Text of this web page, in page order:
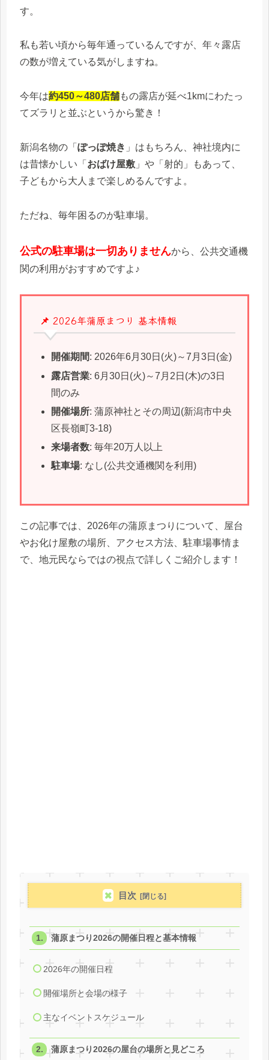
す。
私も若い頃から毎年通っているんですが、年々露店
の数が増えている気がしますね。
今年は約450～480店舗もの露店が延べ1kmにわたっ
てズラリと並ぶというから驚き！
新潟名物の「 ぽっぽ焼き 」はもちろん、神社境内に
は昔懐かしい「 おばけ屋敷 」や「射的」もあって、
子どもから大人まで楽しめるんですよ。
ただね、毎年困るのが駐車場。
公式の駐車場は一切ありませんから、公共交通機
関の利用がおすすめですよ♪
📌 2026年蒲原まつり 基本情報
開催期間: 2026年6月30日(火)～7月3日(金)
露店営業: 6月30日(火)～7月2日(木)の3日
間のみ
開催場所: 蒲原神社とその周辺(新潟市中央
区長嶺町3-18)
来場者数: 毎年20万人以上
駐車場: なし(公共交通機関を利用)
この記事では、2026年の蒲原まつりについて、屋台
やお化け屋敷の場所、アクセス方法、駐車場事情ま
で、地元民ならではの視点で詳しくご紹介します！
目次
蒲原まつり2026の開催日程と基本情報
2026年の開催日程
開催場所と会場の様子
主なイベントスケジュール
蒲原まつり2026の屋台の場所と見どころ